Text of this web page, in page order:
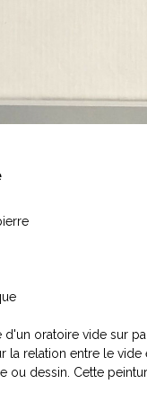
d'un oratoire vide sur
la relation entre le
ou dessin. Cette